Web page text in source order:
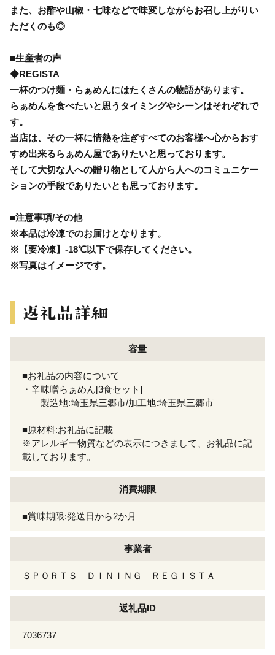
また、お酢や山椒・七味などで味変しながらお召し上がりい
ただくのも◎
■生産者の声
◆REGISTA
一杯のつけ麺・らぁめんにはたくさんの物語があります。
らぁめんを食べたいと思うタイミングやシーンはそれぞれで
す。
当店は、その一杯に情熱を注ぎすべてのお客様へ心からおす
すめ出来るらぁめん屋でありたいと思っております。
そして大切な人への贈り物として人から人へのコミュニケー
ションの手段でありたいとも思っております。
■注意事項/その他
※本品は冷凍でのお届けとなります。
※【要冷凍】-18℃以下で保存してください。
※写真はイメージです。
容量
■お礼品の内容について
・辛味噌らぁめん[3食セット]
製造地:埼玉県三郷市/加工地:埼玉県三郷市
■原材料:お礼品に記載
※アレルギー物質などの表示につきまして、お礼品に記
載しております。
消費期限
■賞味期限:発送日から2か月
事業者
ＳＰＯＲＴＳ ＤＩＮＩＮＧ ＲＥＧＩＳＴＡ
返礼品ID
7036737